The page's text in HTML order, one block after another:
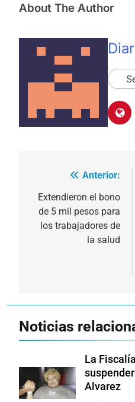
About The Author
Navegación
de
entradas
Anterior:
Extendieron el bono
de 5 mil pesos para
los trabajadores de
la salud
Noticias
La
Alvarez